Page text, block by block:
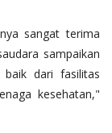
sangat terima
sampaikan
dari fasilitas
kesehatan,"